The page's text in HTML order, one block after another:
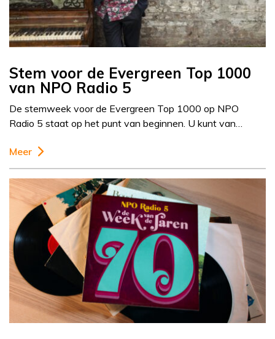
Stem voor de Evergreen Top 1000
van NPO Radio 5
De stemweek voor de Evergreen Top 1000 op NPO
Radio 5 staat op het punt van beginnen. U kunt van…
Meer